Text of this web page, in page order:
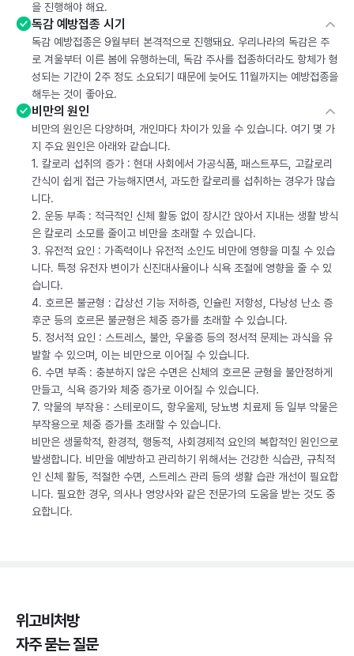
을 진행해야 해요.
독감 예방접종 시기
독감 예방접종은 9월부터 본격적으로 진행돼요. 우리나라의 독감은 주
로 겨울부터 이른 봄에 유행하는데, 독감 주사를 접종하더라도 항체가 형
성되는 기간이 2주 정도 소요되기 때문에 늦어도 11월까지는 예방접종을
해두는 것이 좋아요.
비만의 원인
비만의 원인은 다양하며, 개인마다 차이가 있을 수 있습니다. 여기 몇 가
지 주요 원인은 아래와 같습니다.
1. 칼로리 섭취의 증가 : 현대 사회에서 가공식품, 패스트푸드, 고칼로리
간식이 쉽게 접근 가능해지면서, 과도한 칼로리를 섭취하는 경우가 많습
니다.
2. 운동 부족 : 적극적인 신체 활동 없이 장시간 앉아서 지내는 생활 방식
은 칼로리 소모를 줄이고 비만을 초래할 수 있습니다.
3. 유전적 요인 : 가족력이나 유전적 소인도 비만에 영향을 미칠 수 있습
니다. 특정 유전자 변이가 신진대사율이나 식욕 조절에 영향을 줄 수 있
습니다.
4. 호르몬 불균형 : 갑상선 기능 저하증, 인슐린 저항성, 다낭성 난소 증
후군 등의 호르몬 불균형은 체중 증가를 초래할 수 있습니다.
5. 정서적 요인 : 스트레스, 불안, 우울증 등의 정서적 문제는 과식을 유
발할 수 있으며, 이는 비만으로 이어질 수 있습니다.
6. 수면 부족 : 충분하지 않은 수면은 신체의 호르몬 균형을 불안정하게
만들고, 식욕 증가와 체중 증가로 이어질 수 있습니다.
7. 약물의 부작용 : 스테로이드, 항우울제, 당뇨병 치료제 등 일부 약물은
부작용으로 체중 증가를 초래할 수 있습니다.
비만은 생물학적, 환경적, 행동적, 사회경제적 요인의 복합적인 원인으로
발생합니다. 비만을 예방하고 관리하기 위해서는 건강한 식습관, 규칙적
인 신체 활동, 적절한 수면, 스트레스 관리 등의 생활 습관 개선이 필요합
니다. 필요한 경우, 의사나 영양사와 같은 전문가의 도움을 받는 것도 중
요합니다.
위고비처방
자주 묻는 질문